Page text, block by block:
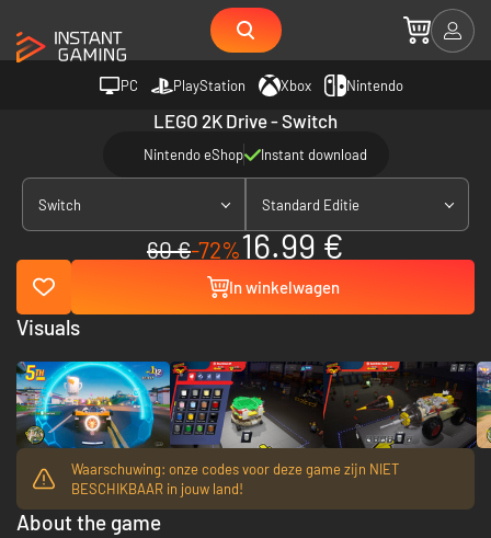
PC PlayStation Xbox Nintendo
LEGO 2K Drive - Switch
Nintendo eShop Instant download
Switch Standard Editie
60 €-72%16.99 €
In winkelwagen
Waarschuwing: onze codes voor deze game zijn NIET
BESCHIKBAAR in jouw land!
About the game
Visuals